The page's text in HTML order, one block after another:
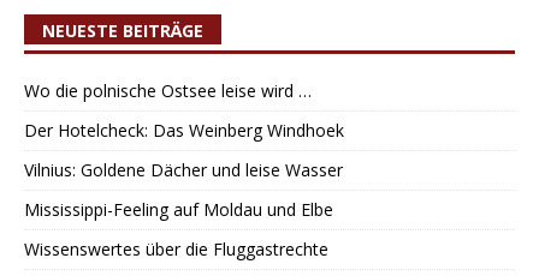
NEUESTE BEITRÄGE
Wo die polnische Ostsee leise wird …
Der Hotelcheck: Das Weinberg Windhoek
Vilnius: Goldene Dächer und leise Wasser
Mississippi-Feeling auf Moldau und Elbe
Wissenswertes über die Fluggastrechte